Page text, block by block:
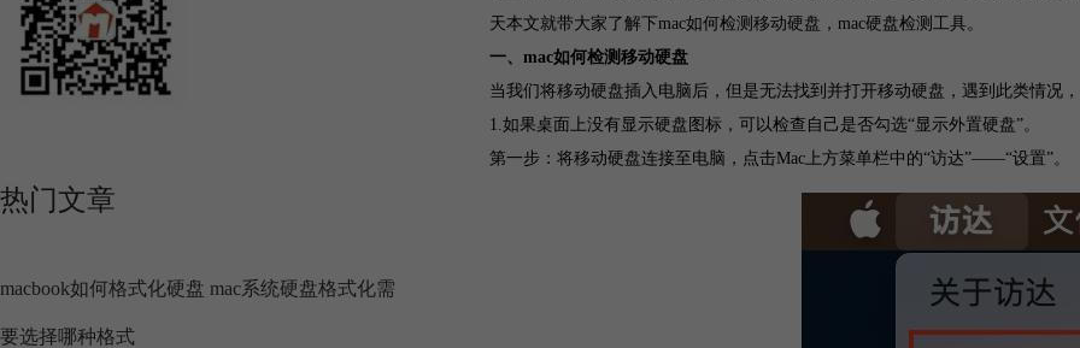
热门文章
macbook如何格式化硬盘 mac系统硬盘格式化需
要选择哪种格式
天本文就带大家了解下mac如何检测移动硬盘，mac硬盘检测工具。
一、mac如何检测移动硬盘
当我们将移动硬盘插入电脑后，但是无法找到并打开移动硬盘，遇到此类情况
1.如果桌面上没有显示硬盘图标，可以检查自己是否勾选“显示外置硬盘”。
第一步：将移动硬盘连接至电脑，点击Mac上方菜单栏中的“访达”——“设置”。